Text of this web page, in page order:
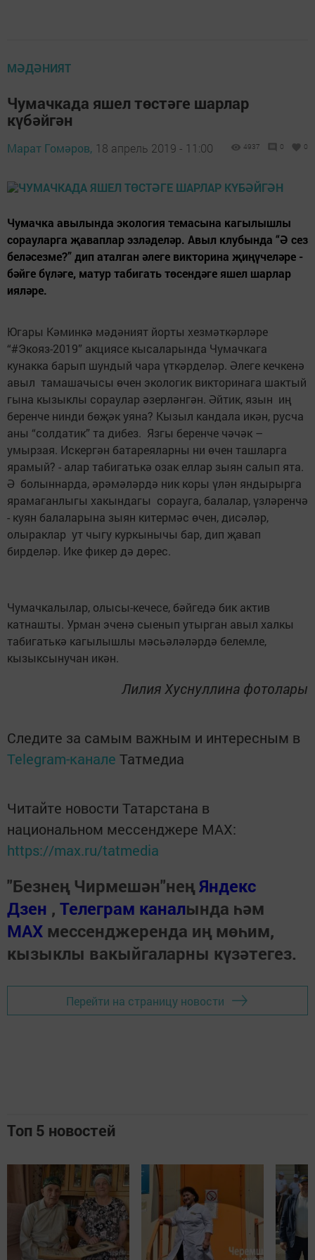
МӘДӘНИЯТ
Чумачкада яшел төстәге шарлар
күбәйгән
Марат Гомәров, 18 апрель 2019 - 11:00 4937 0 0
Чумачка авылында экология темасына кагылышлы
сорауларга җаваплар эзләделәр. Авыл клубында “Ә сез
беләсезме?” дип аталган әлеге викторина җиңүчеләре -
бәйге бүләге, матур табигать төсендәге яшел шарлар
ияләре.
Югары Кәминкә мәдәният йорты хезмәткәрләре
“#Экояз-2019” акциясе кысаларында Чумачкага
кунакка барып шундый чара үткәрделәр. Әлеге кечкенә
авыл тамашачысы өчен экологик викторинага шактый
гына кызыклы сораулар әзерләнгән. Әйтик, язын иң
беренче нинди бөҗәк уяна? Кызыл кандала икән, русча
аны “солдатик” та дибез. Язгы беренче чәчәк –
умырзая. Искергән батареяларны ни өчен ташларга
ярамый? - алар табигатькә озак еллар зыян салып ята.
Ә болыннарда, әрәмәләрдә ник коры үлән яндырырга
ярамаганлыгы хакындагы сорауга, балалар, үзләренчә
- куян балаларына зыян китермәс өчен, дисәләр,
олыраклар ут чыгу куркынычы бар, дип җавап
бирделәр. Ике фикер дә дөрес.
Чумачкалылар, олысы-кечесе, бәйгедә бик актив
катнашты. Урман эченә сыенып утырган авыл халкы
табигатькә кагылышлы мәсьәләләрдә белемле,
кызыксынучан икән.
Лилия Хуснуллина фотолары
Следите за самым важным и интересным в
Telegram-канале Татмедиа
Читайте новости Татарстана в
национальном мессенджере MАХ:
https://max.ru/tatmedia
"Безнең Чирмешән"неңЯндекс
Дзен , Телеграм каналында һәм
МАХ мессенджеренда иң мөһим,
кызыклы вакыйгаларны күзәтегез.
Перейти на страницу новости
Топ 5 новостей